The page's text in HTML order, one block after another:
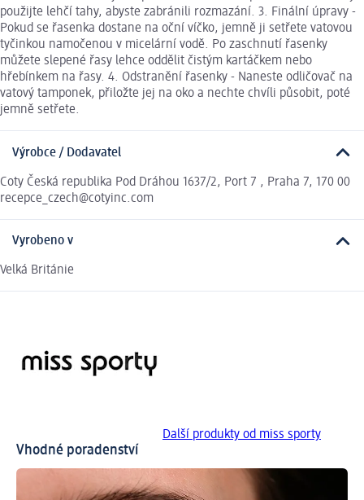
použijte lehčí tahy, abyste zabránili rozmazání. 3. Finální úpravy -
Pokud se řasenka dostane na oční víčko, jemně ji setřete vatovou
tyčinkou namočenou v micelární vodě. Po zaschnutí řasenky
můžete slepené řasy lehce oddělit čistým kartáčkem nebo
hřebínkem na řasy. 4. Odstranění řasenky - Naneste odličovač na
vatový tamponek, přiložte jej na oko a nechte chvíli působit, poté
jemně setřete.
Výrobce / Dodavatel
Coty Česká republika Pod Dráhou 1637/2, Port 7 , Praha 7, 170 00
recepce_czech@cotyinc.com
Vyrobeno v
Velká Británie
Další produkty od miss sporty
Vhodné poradenství